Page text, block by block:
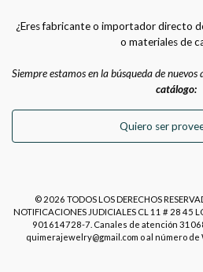
¿Eres fabricante o importador directo
o materiales de
Siempre estamos en la búsqueda de nuevos
catálogo:
Quiero ser
© 2026 TODOS LOS DERECHOS
NOTIFICACIONES JUDICIALES CL 11 # 28 45
901614728-7. Canales de atención
quimerajewelry@gmail.com o al número